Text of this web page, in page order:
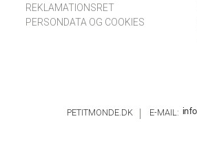
REKLAMATIONSRET
PERSONDATA OG COOKIES
PETITMONDE.DK E-MAIL: